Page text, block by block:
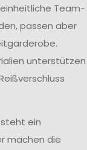
Team-
passen aber
unterstützen
ein
machen die